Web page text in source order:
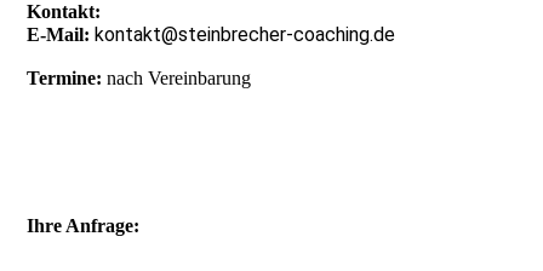
Kontakt:
E-Mail: kontakt@steinbrecher-coaching.de
Termine:nach Vereinbarung
Ihre Anfrage: